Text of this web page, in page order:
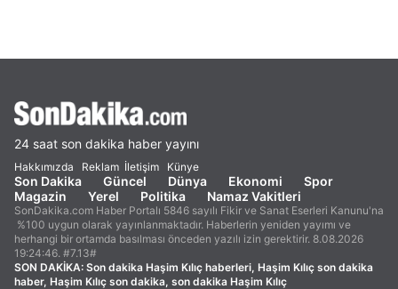
24 saat son dakika haber yayını
Hakkımızda Reklam İletişim Künye
Son Dakika Güncel Dünya Ekonomi
Spor
Magazin
Yerel Politika Namaz Vakitleri
SonDakika.com Haber Portalı 5846 sayılı Fikir ve Sanat Eserleri Kanunu'na
%100 uygun olarak yayınlanmaktadır. Haberlerin yeniden yayımı ve
herhangi bir ortamda basılması önceden yazılı izin gerektirir. 8.08.2026
19:24:46. #7.13#
SON DAKİKA: Son dakika Haşim Kılıç haberleri, Haşim Kılıç son dakika
haber, Haşim Kılıç son dakika, son dakika Haşim Kılıç